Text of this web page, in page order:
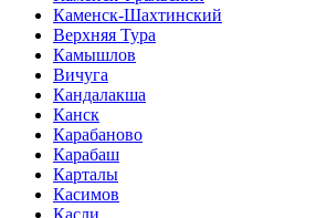
Каменск-Шахтинский
Верхняя Тура
Камышлов
Вичуга
Кандалакша
Канск
Карабаново
Карабаш
Карталы
Касимов
Касли